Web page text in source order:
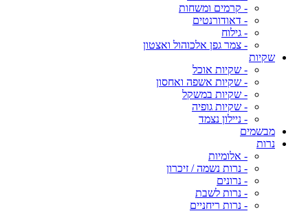
- קרמים ומשחות
- דאודורנטים
- גילוח
- צמר גפן אלכוהול ואצטון
שקיות
- שקיות אוכל
- שקיות אשפה ואחסון
- שקיות במשקל
- שקיות גופיה
- ניילון נצמד
מבשמים
נרות
- אלומיות
- נרות נשמה / זיכרון
- נרונים
- נרות לשבת
- נרות ריחניים